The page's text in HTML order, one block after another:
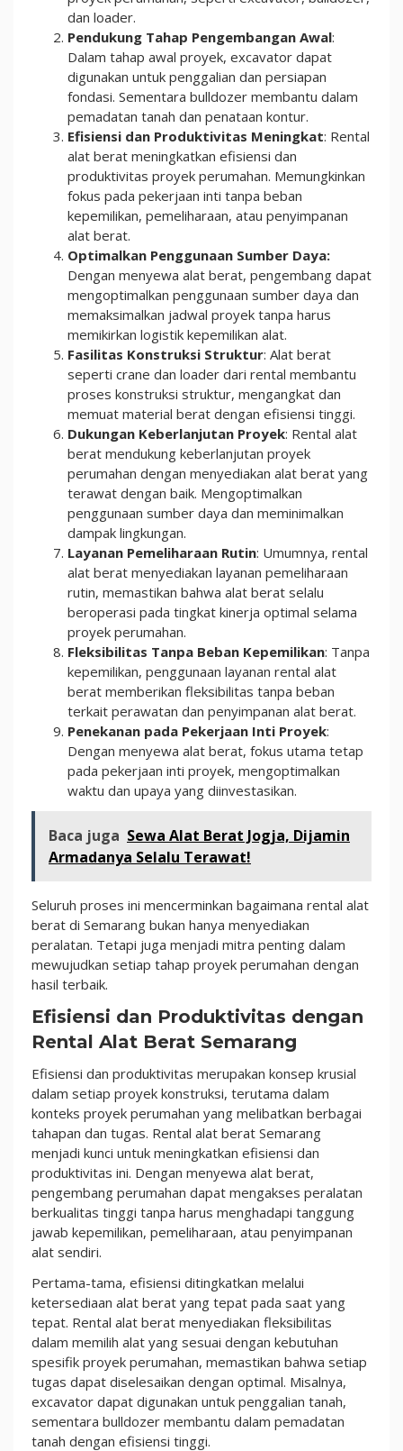
dan loader.
Pendukung Tahap Pengembangan Awal:
Dalam tahap awal proyek, excavator dapat
digunakan untuk penggalian dan persiapan
fondasi. Sementara bulldozer membantu dalam
pemadatan tanah dan penataan kontur.
Efisiensi dan Produktivitas Meningkat: Rental
alat berat meningkatkan efisiensi dan
produktivitas proyek perumahan. Memungkinkan
fokus pada pekerjaan inti tanpa beban
kepemilikan, pemeliharaan, atau penyimpanan
alat berat.
Optimalkan Penggunaan Sumber Daya:
Dengan menyewa alat berat, pengembang dapat
mengoptimalkan penggunaan sumber daya dan
memaksimalkan jadwal proyek tanpa harus
memikirkan logistik kepemilikan alat.
Fasilitas Konstruksi Struktur: Alat berat
seperti crane dan loader dari rental membantu
proses konstruksi struktur, mengangkat dan
memuat material berat dengan efisiensi tinggi.
Dukungan Keberlanjutan Proyek: Rental alat
berat mendukung keberlanjutan proyek
perumahan dengan menyediakan alat berat yang
terawat dengan baik. Mengoptimalkan
penggunaan sumber daya dan meminimalkan
dampak lingkungan.
Layanan Pemeliharaan Rutin: Umumnya, rental
alat berat menyediakan layanan pemeliharaan
rutin, memastikan bahwa alat berat selalu
beroperasi pada tingkat kinerja optimal selama
proyek perumahan.
Fleksibilitas Tanpa Beban Kepemilikan: Tanpa
kepemilikan, penggunaan layanan rental alat
berat memberikan fleksibilitas tanpa beban
terkait perawatan dan penyimpanan alat berat.
Penekanan pada Pekerjaan Inti Proyek:
Dengan menyewa alat berat, fokus utama tetap
pada pekerjaan inti proyek, mengoptimalkan
waktu dan upaya yang diinvestasikan.
Baca juga Sewa Alat Berat Jogja, Dijamin
Armadanya Selalu Terawat!
Seluruh proses ini mencerminkan bagaimana rental alat
berat di Semarang bukan hanya menyediakan
peralatan. Tetapi juga menjadi mitra penting dalam
mewujudkan setiap tahap proyek perumahan dengan
hasil terbaik.
Efisiensi dan Produktivitas dengan
Rental Alat Berat Semarang
Efisiensi dan produktivitas merupakan konsep krusial
dalam setiap proyek konstruksi, terutama dalam
konteks proyek perumahan yang melibatkan berbagai
tahapan dan tugas. Rental alat berat Semarang
menjadi kunci untuk meningkatkan efisiensi dan
produktivitas ini. Dengan menyewa alat berat,
pengembang perumahan dapat mengakses peralatan
berkualitas tinggi tanpa harus menghadapi tanggung
jawab kepemilikan, pemeliharaan, atau penyimpanan
alat sendiri.
Pertama-tama, efisiensi ditingkatkan melalui
ketersediaan alat berat yang tepat pada saat yang
tepat. Rental alat berat menyediakan fleksibilitas
dalam memilih alat yang sesuai dengan kebutuhan
spesifik proyek perumahan, memastikan bahwa setiap
tugas dapat diselesaikan dengan optimal. Misalnya,
excavator dapat digunakan untuk penggalian tanah,
sementara bulldozer membantu dalam pemadatan
tanah dengan efisiensi tinggi.